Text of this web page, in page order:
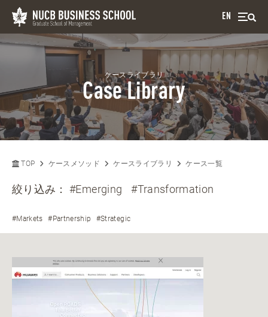
EN
ケースライブラリ
Case Library
TOP ケースメソッド ケースライブラリ ケース一覧
絞り込み：#Emerging #Transformation
#Markets #Partnership #Strategic